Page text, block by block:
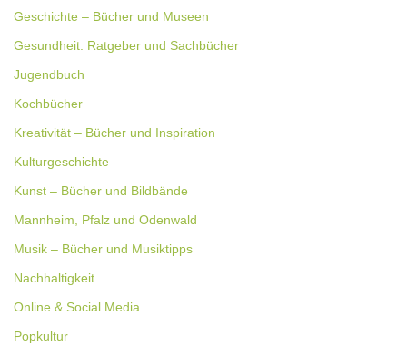
Geschichte – Bücher und Museen
Gesundheit: Ratgeber und Sachbücher
Jugendbuch
Kochbücher
Kreativität – Bücher und Inspiration
Kulturgeschichte
Kunst – Bücher und Bildbände
Mannheim, Pfalz und Odenwald
Musik – Bücher und Musiktipps
Nachhaltigkeit
Online & Social Media
Popkultur